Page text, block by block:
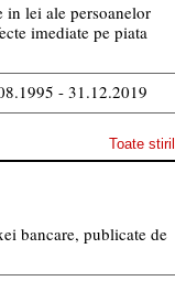
in lei ale persoanelor
imediate pe piata
- 31.12.2019
Toate
bancare, publicate de